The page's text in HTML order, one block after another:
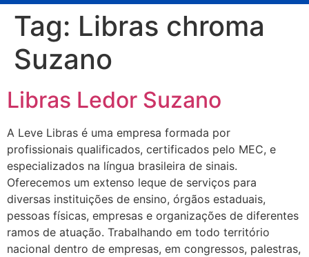
Tag: Libras chroma
Suzano
Libras Ledor Suzano
A Leve Libras é uma empresa formada por
profissionais qualificados, certificados pelo MEC, e
especializados na língua brasileira de sinais.
Oferecemos um extenso leque de serviços para
diversas instituições de ensino, órgãos estaduais,
pessoas físicas, empresas e organizações de diferentes
ramos de atuação. Trabalhando em todo território
nacional dentro de empresas, em congressos, palestras,